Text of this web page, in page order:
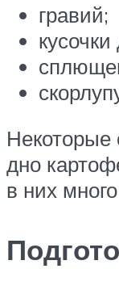
гравий;
дно
в них